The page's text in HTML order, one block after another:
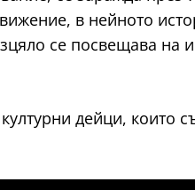
в нейното
се посвещава на
дейци, които